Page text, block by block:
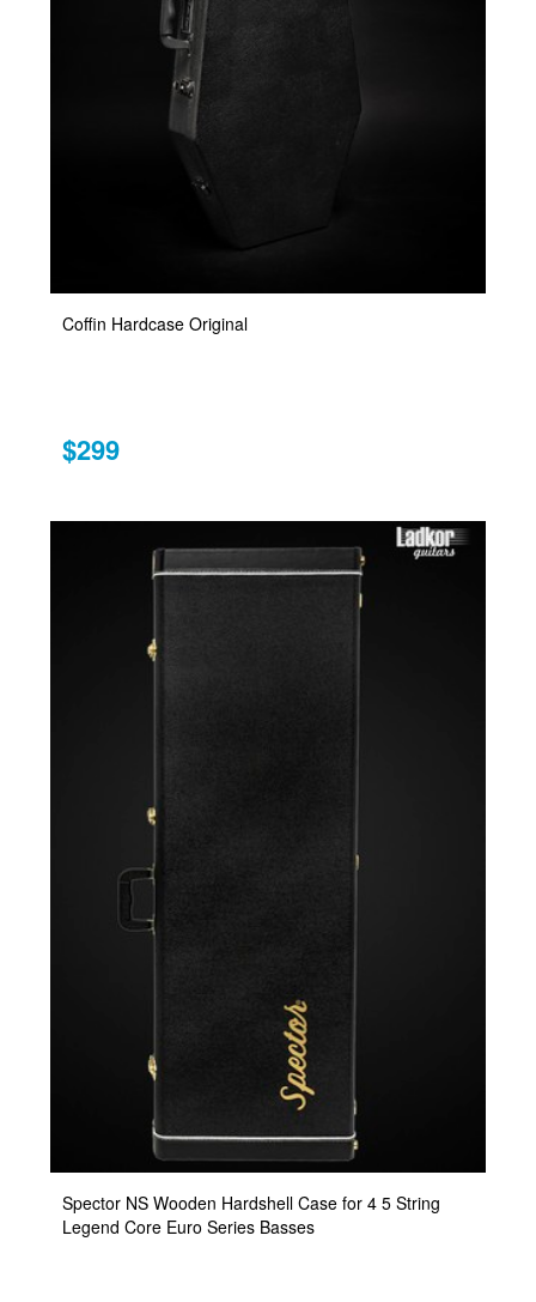
Coffin Hardcase Original
$299
Spector NS Wooden Hardshell Case for 4 5 String
Legend Core Euro Series Basses